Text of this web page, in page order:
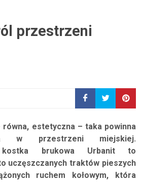
przestrzeni
równa, estetyczna – taka powinna
w przestrzeni miejskiej.
kostka brukowa Urbanit to
uczęszczanych traktów pieszych
ruchem kołowym, która